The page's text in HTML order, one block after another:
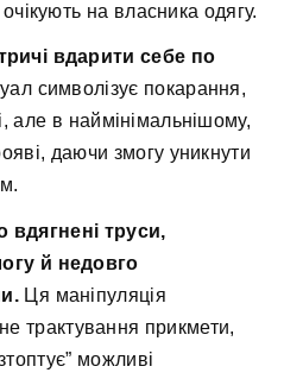
на власника одягу.
вдарити себе по
символізує покарання,
але в наймінімальнішому,
даючи змогу уникнути
труси,
й недовго
Ця маніпуляція
трактування прикмети,
можливі